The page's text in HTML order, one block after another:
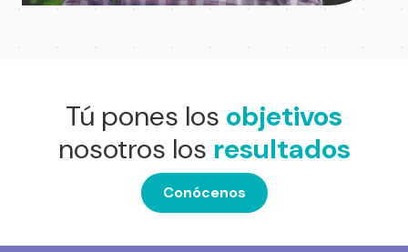
Tú pones los objetivos
nosotros los resultados
Conócenos